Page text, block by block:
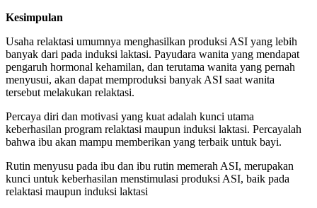
Kesimpulan
Usaha relaktasi umumnya menghasilkan produksi ASI yang lebih
banyak dari pada induksi laktasi. Payudara wanita yang mendapat
pengaruh hormonal kehamilan, dan terutama wanita yang pernah
menyusui, akan dapat memproduksi banyak ASI saat wanita
tersebut melakukan relaktasi.
Percaya diri dan motivasi yang kuat adalah kunci utama
keberhasilan program relaktasi maupun induksi laktasi. Percayalah
bahwa ibu akan mampu memberikan yang terbaik untuk bayi.
Rutin menyusu pada ibu dan ibu rutin memerah ASI, merupakan
kunci untuk keberhasilan menstimulasi produksi ASI, baik pada
relaktasi maupun induksi laktasi